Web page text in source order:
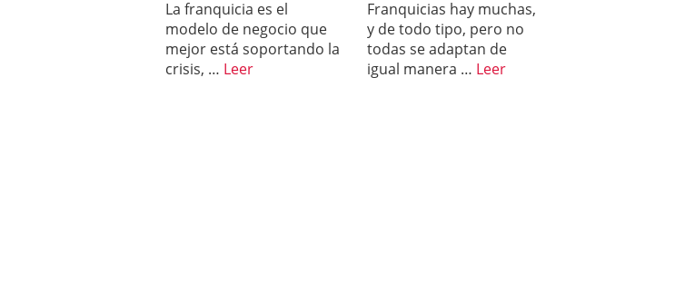
La franquicia es el
modelo de negocio que
mejor está soportando la
crisis, … Leer
Franquicias hay muchas,
y de todo tipo, pero no
todas se adaptan de
igual manera … Leer